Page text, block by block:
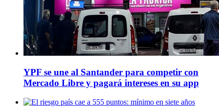
YPF se une al Santander para competir con
Mercado Libre y pagará intereses en su app